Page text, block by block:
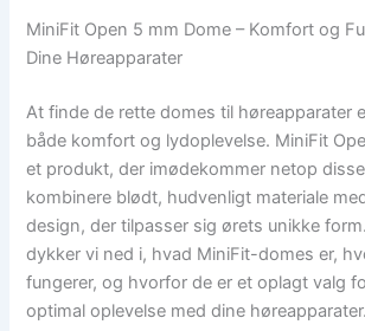
MiniFit Open 5 mm Dome – Komfort og
Dine Høreapparater
At finde de rette domes til høreapparater
både komfort og lydoplevelse. MiniFit
et produkt, der imødekommer netop
kombinere blødt, hudvenligt materiale
design, der tilpasser sig ørets unikke
dykker vi ned i, hvad MiniFit-domes er,
fungerer, og hvorfor de er et oplagt valg
optimal oplevelse med dine høreapparater.